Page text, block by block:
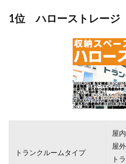
1位 ハローストレージ
トランクルームタイプ
屋
屋
ト